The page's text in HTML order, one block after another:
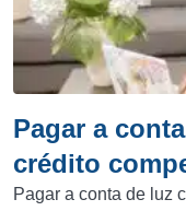
Pagar a
crédito
Pagar a conta de luz